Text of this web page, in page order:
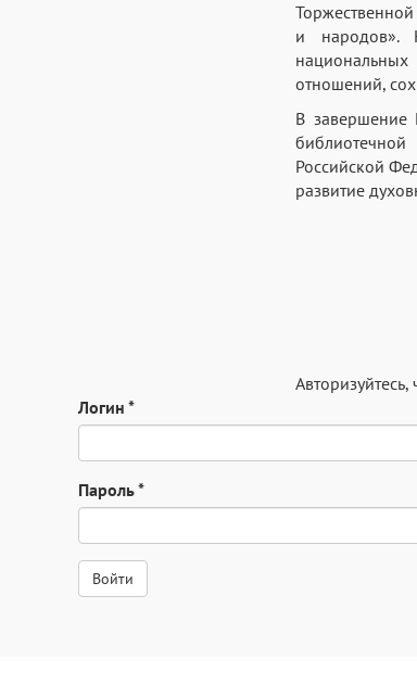
и народов».
национальных
отношений,
В завершение
Российской
развитие
Авторизуйтесь,
Логин *
Пароль*